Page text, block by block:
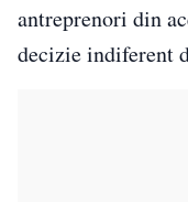
antreprenori din
decizie indiferent